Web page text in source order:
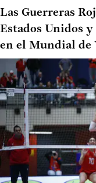
Las Guerreras
Estados Unidos
en el Mundial de